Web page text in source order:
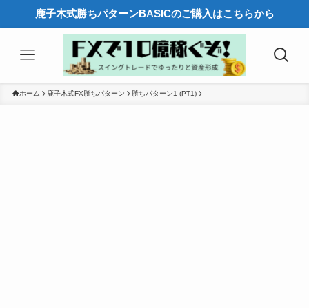
鹿子木式勝ちパターンBASICのご購入はこちらから
ホーム 鹿子木式FX勝ちパターン 勝ちパターン1 (PT1)